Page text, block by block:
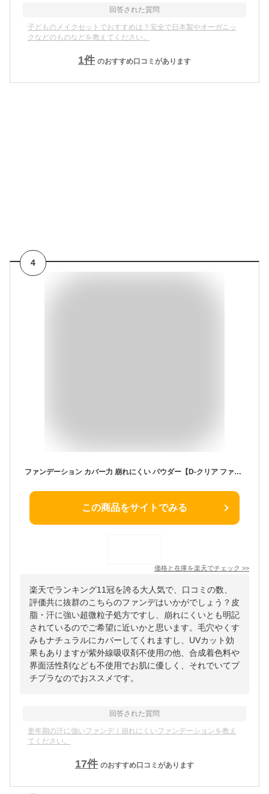
回答された質問
子どものメイクセットでおすすめは？安全で日本製やオーガニッ
クなどのものなどを教えてください。
1件 のおすすめ口コミがあります
4
ファンデーション カバー力 崩れにくい パウダー【D-クリア ファンデーション 12g】 毛穴レス 陶器肌 フィルター肌 敏感肌 混合肌 インナードライ 韓国コスメ ミネラル 60代 プレゼント プチプラ d-ray
この商品をサイトでみる
価格と在庫を楽天でチェック >>
楽天でランキング11冠を誇る大人気で、口コミの数、
評価共に抜群のこちらのファンデはいかがでしょう？皮
脂・汗に強い超微粒子処方ですし、崩れにくいとも明記
されているのでご希望に近いかと思います。毛穴やくす
みもナチュラルにカバーしてくれますし、UVカット効
果もありますが紫外線吸収剤不使用の他、合成着色料や
界面活性剤なども不使用でお肌に優しく、それでいてプ
チプラなのでおススメです。
回答された質問
更年期の汗に強いファンデ｜崩れにくいファンデーションを教え
てください。
17件 のおすすめ口コミがあります